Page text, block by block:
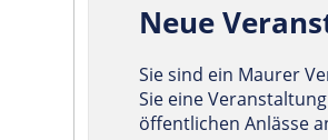
Neue
Sie sind ein Maurer
Sie eine
öffentlichen Anlässe